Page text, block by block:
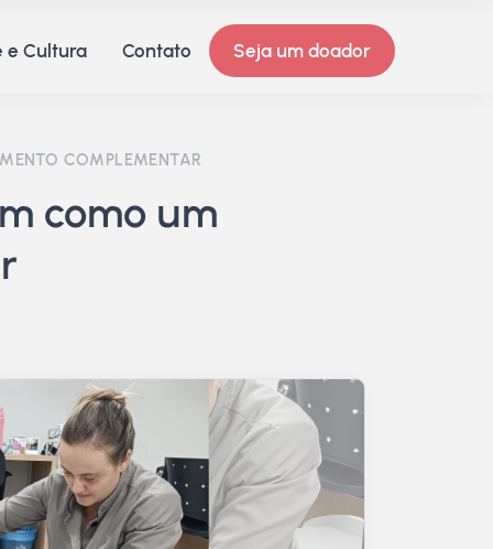
e Cultura Contato Seja um doador
COMPLEMENTAR
como um